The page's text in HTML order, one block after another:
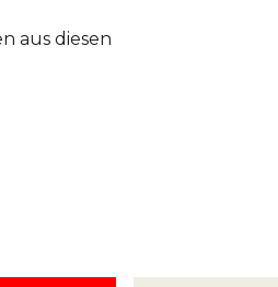
aus diesen